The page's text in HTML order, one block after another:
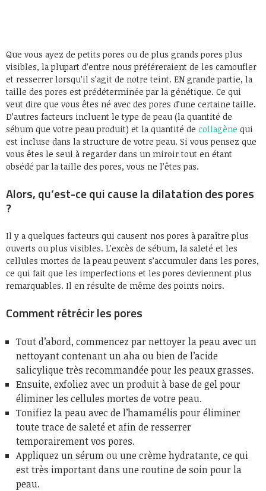
Que vous ayez de petits pores ou de plus grands pores plus
visibles, la plupart d’entre nous préféreraient de les camoufler
et resserrer lorsqu’il s’agit de notre teint. EN grande partie, la
taille des pores est prédéterminée par la génétique. Ce qui
veut dire que vous êtes né avec des pores d’une certaine taille.
D’autres facteurs incluent le type de peau (la quantité de
sébum que votre peau produit) et la quantité de collagène qui
est incluse dans la structure de votre peau. Si vous pensez que
vous êtes le seul à regarder dans un miroir tout en étant
obsédé par la taille des pores, vous ne l’êtes pas.
Alors, qu’est-ce qui cause la dilatation des pores
?
Il y a quelques facteurs qui causent nos pores à paraître plus
ouverts ou plus visibles. L’excès de sébum, la saleté et les
cellules mortes de la peau peuvent s’accumuler dans les pores,
ce qui fait que les imperfections et les pores deviennent plus
remarquables. Il en résulte de même des points noirs.
Comment rétrécir les pores
Tout d’abord, commencez par nettoyer la peau avec un
nettoyant contenant un aha ou bien de l’acide
salicylique très recommandée pour les peaux grasses.
Ensuite, exfoliez avec un produit à base de gel pour
éliminer les cellules mortes de votre peau.
Tonifiez la peau avec de l’hamamélis pour éliminer
toute trace de saleté et afin de resserrer
temporairement vos pores.
Appliquez un sérum ou une crème hydratante, ce qui
est très important dans une routine de soin pour la
peau.